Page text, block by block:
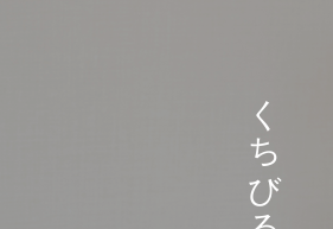
くちびる